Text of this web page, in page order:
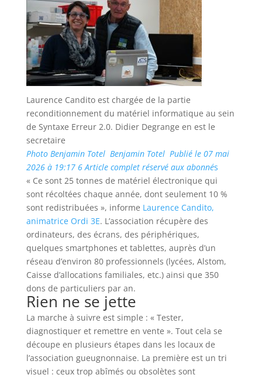
Laurence Candito est chargée de la partie
reconditionnement du matériel informatique au sein
de Syntaxe Erreur 2.0. Didier Degrange en est le
secretaire
Photo Benjamin Totel Benjamin Totel Publié le 07 mai
2026 à 19:17 6 Article complet réservé aux abonnés
« Ce sont 25 tonnes de matériel électronique qui
sont récoltées chaque année, dont seulement 10 %
sont redistribuées », informe Laurence Candito,
animatrice Ordi 3E. L’association récupère des
ordinateurs, des écrans, des périphériques,
quelques smartphones et tablettes, auprès d’un
réseau d’environ 80 professionnels (lycées, Alstom,
Caisse d’allocations familiales, etc.) ainsi que 350
dons de particuliers par an.
Rien ne se jette
La marche à suivre est simple : « Tester,
diagnostiquer et remettre en vente ». Tout cela se
découpe en plusieurs étapes dans les locaux de
l’association gueugnonnaise. La première est un tri
visuel : ceux trop abîmés ou obsolètes sont